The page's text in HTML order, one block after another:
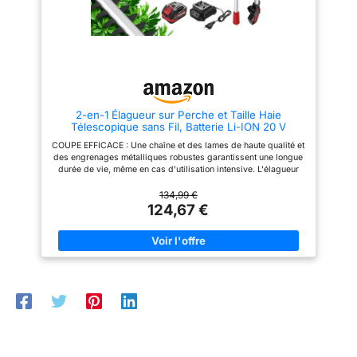
fatigue
90° peuvent également tailler
précision les branches hautes
et les zones qui sont
rechargeable】La scie
électrique sans balai est
batteries rechargeables, qui ne
prennent que 2-3 heures pour
se charger complètement et
40 minutes, cette scie à perche
sans fil offre une performance
jardinage prolongées. La
protection contre les surcharges
longue. 【Ergonomie】Conçue
pour le confort et la réduction
taille-haie sur perche sont en
acier de construction au
carbone de haute qualité, avec
rotation de 1 500 spm. Puissant
efficace des travaux de
jardinage. 🌿FLEXIBLE ET
telescopique a trois niveaux de
réglage de l'angle, avec un
angle d'inclinaison maximum de
permet d'obtenir une coupe
BATTERIE DE GRANDE
2-en-1 Élagueur sur Perche et Taille Haie
Télescopique sans Fil, Batterie Li-ION 20 V
Inclinable,Moteur sans balais de 42 cm,
Bandoulière Incluse-TEENO
COUPE EFFICACE : Une chaîne et des lames de haute qualité et
des engrenages métalliques robustes garantissent une longue
durée de vie, même en cas d'utilisation intensive. L'élagueur
alimenté par un moteur puissant avec une vitesse de coupe
allant jusqu'à 4 m/s, ce qui facilite la coupe de branches ou de
bois plus grosses. CONCEPTION COMPACTE:Léger corps et
poignée arrière à prise souple avec une coupe ergonomique,
pratique à votre travail quoditien ANGLE ET LONGEUR
RÉGLABLE FACILE： longueur réglable de coupe télescopique;
débroussailleuse télescopique peut être déployée jusqu'à 3
134,99 €
124,67 €